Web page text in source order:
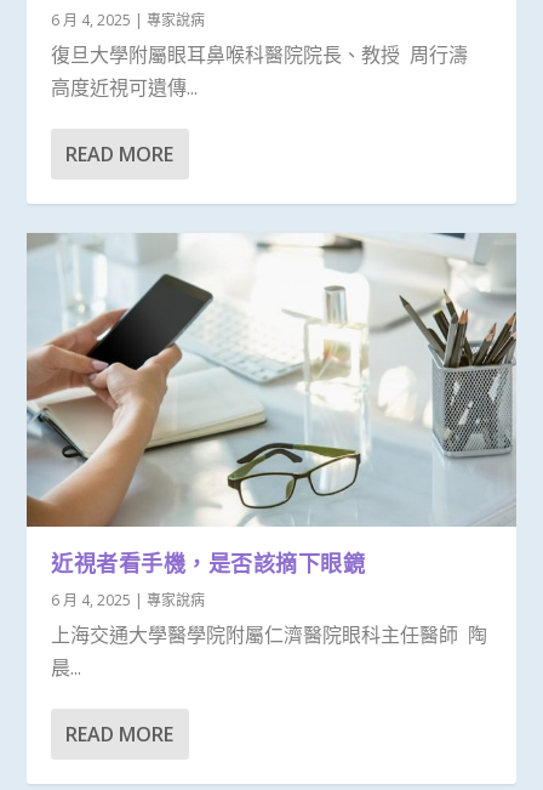
6 月 4, 2025 |專家說病
復旦大學附屬眼耳鼻喉科醫院院長、教授 周行濤
高度近視可遺傳...
READ MORE
近視者看手機，是否該摘下眼鏡
6 月 4, 2025 |專家說病
上海交通大學醫學院附屬仁濟醫院眼科主任醫師 陶
晨...
READ MORE